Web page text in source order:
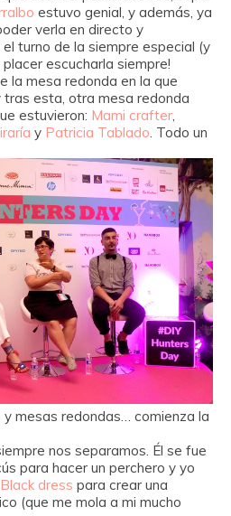
estuvo genial, y además, ya
verla en directo y
turno de la siempre especial (y
placer escucharla siempre!
la mesa redonda en la que
esta, otra mesa redonda
estuvieron: Mami crafter,
y Patricia Tablado. Todo un
mesas redondas… comienza la
nos separamos. Él se fue
para hacer un perchero y yo
dress para crear una
(que me mola a mi mucho